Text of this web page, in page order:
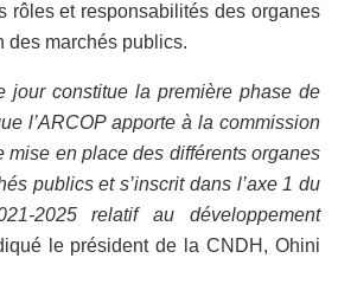
rôles et responsabilités des organes
des marchés publics.
jour constitue la première phase de
l’ARCOP apporte à la commission
mise en place des différents organes
publics et s’inscrit dans l’axe 1 du
2025 relatif au développement
le président de la CNDH, Ohini